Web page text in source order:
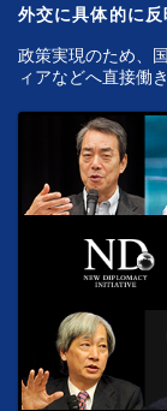
外交に具体的に反
政策実現のため、
ィアなどへ直接働